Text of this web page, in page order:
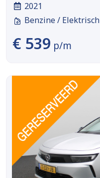
2021
Benzine / Elektrisch
€ 539 p/m